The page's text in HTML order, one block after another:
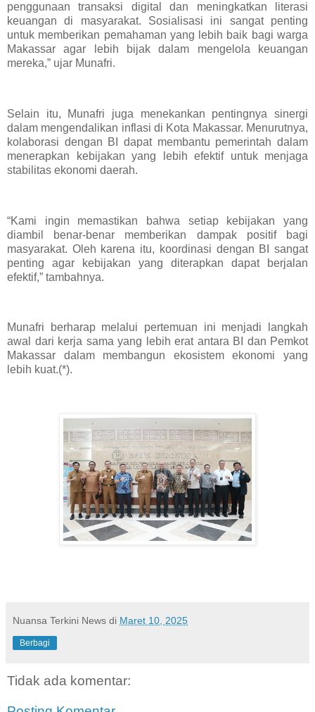
penggunaan transaksi digital dan meningkatkan literasi
keuangan di masyarakat. Sosialisasi ini sangat penting
untuk memberikan pemahaman yang lebih baik bagi warga
Makassar agar lebih bijak dalam mengelola keuangan
mereka,” ujar Munafri.
Selain itu, Munafri juga menekankan pentingnya sinergi
dalam mengendalikan inflasi di Kota Makassar. Menurutnya,
kolaborasi dengan BI dapat membantu pemerintah dalam
menerapkan kebijakan yang lebih efektif untuk menjaga
stabilitas ekonomi daerah.
“Kami ingin memastikan bahwa setiap kebijakan yang
diambil benar-benar memberikan dampak positif bagi
masyarakat. Oleh karena itu, koordinasi dengan BI sangat
penting agar kebijakan yang diterapkan dapat berjalan
efektif,” tambahnya.
Munafri berharap melalui pertemuan ini menjadi langkah
awal dari kerja sama yang lebih erat antara BI dan Pemkot
Makassar dalam membangun ekosistem ekonomi yang
lebih kuat.(*).
Nuansa Terkini News di Maret 10, 2025
Berbagi
Tidak ada komentar: